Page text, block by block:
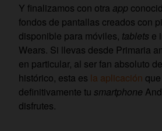
Y finalizamos con otra app
fondos de pantallas creados con
disponible para móviles, tablets e
Wears. Si llevas desde Primaria
en particular, al ser fan absoluto
histórico, esta es la aplicación
definitivamente tu smartphone
disfrutes.